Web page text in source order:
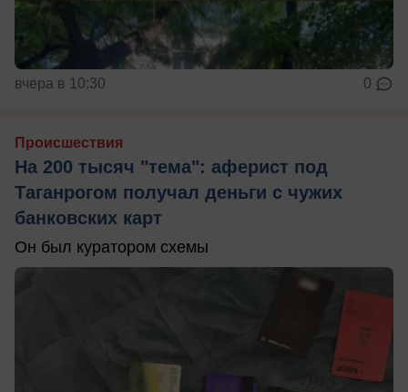
вчера в 10:30 0
Происшествия
На 200 тысяч "тема": аферист под
Таганрогом получал деньги с чужих
банковских карт
Он был куратором схемы